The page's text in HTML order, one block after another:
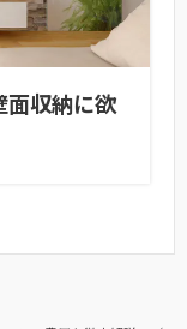
面収納に欲